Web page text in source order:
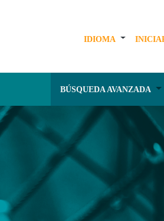
IDIOMA
BÚSQUEDA AVANZADA